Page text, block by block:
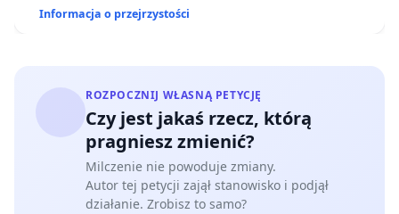
Informacja o przejrzystości
ROZPOCZNIJ WŁASNĄ PETYCJĘ
Czy jest jakaś rzecz, którą
pragniesz zmienić?
Milczenie nie powoduje zmiany.
Autor tej petycji zajął stanowisko i podjął
działanie. Zrobisz to samo?